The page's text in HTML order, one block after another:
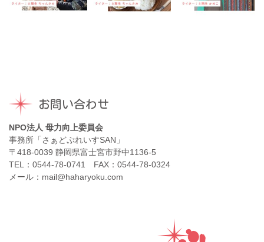
お問い合わせ
NPO法人 母力向上委員会
事務所「さぁどぷれいすSAN」
〒418-0039 静岡県富士宮市野中1136-5
TEL：0544-78-0741 FAX：0544-78-0324
メール：mail@haharyoku.com